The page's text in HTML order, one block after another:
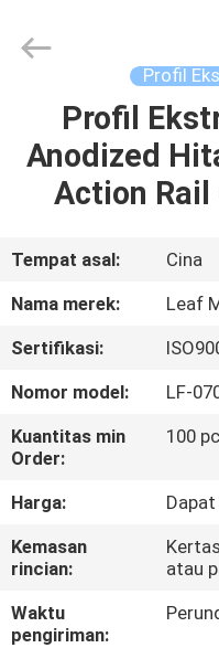
RUMAH
PRODUK
TAMPILAN
VR
TENTANG
KAMI
TUR
PABRIK
KONTROL
KUALITAS
Rights
Profil
Profil
Anodized
Action Rail
Tempat asal:
Cina
Nama merek:
Leaf
Sertifikasi:
Nomor model:
LF-
Kuantitas min
Order:
100
Harga:
Kemasan
rincian:
atau
Waktu
pengiriman: